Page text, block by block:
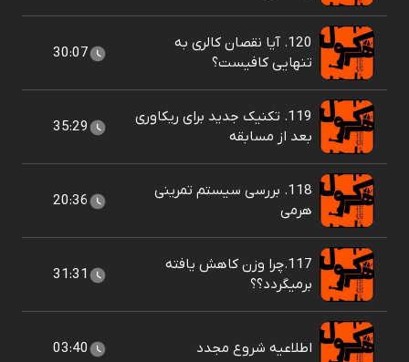
120. آیا نقصان کالری به
تنهایی کافیست؟
30:07
119. تکنیک جدید برای ریکاوری
بعد از مسابقه
35:29
118. بررسی سیستم تمرینی
هرمی
20:36
117.چرا وزن کاهش یافته
برمیگردد؟؟
31:31
اطلاعیه شروع مجدد 03:40